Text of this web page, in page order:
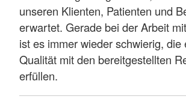
unseren Klienten, Patienten und
erwartet. Gerade bei der Arbeit
ist es immer wieder schwierig, die
Qualität mit den bereitgestellten
erfüllen.